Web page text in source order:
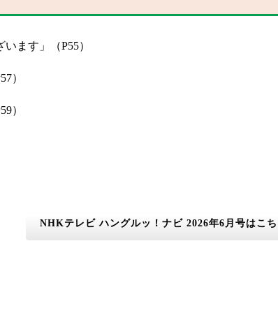
ます」（P55）
）
）
NHKテレビ ハングルッ！ナビ 2026年6月号はこ